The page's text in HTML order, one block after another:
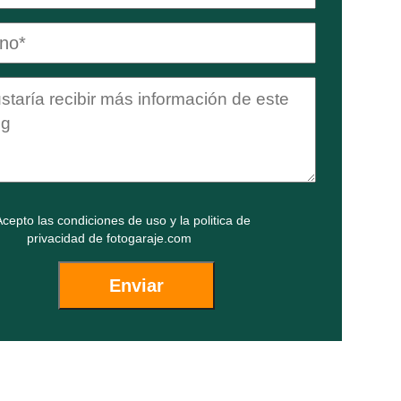
lascondiciones de usoy la politica de
privacidadde fotogaraje.com